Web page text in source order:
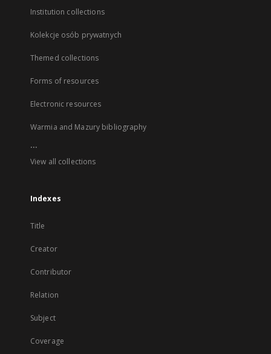
Institution collections
Kolekcje osób prywatnych
Themed collections
Forms of resources
Electronic resources
Warmia and Mazury bibliography
...
View all collections
Indexes
Title
Creator
Contributor
Relation
Subject
Coverage